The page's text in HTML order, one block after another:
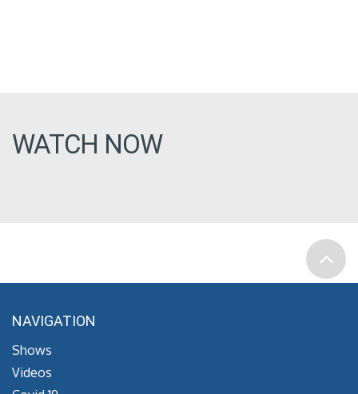
WATCH NOW
NAVIGATION
Shows
Videos